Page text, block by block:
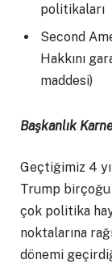
politikaları
Second
Hakkını
maddesi)
Başkanlık
Geçtiğimiz 4
Trump birçoğu
çok politika
noktalarına
dönemi